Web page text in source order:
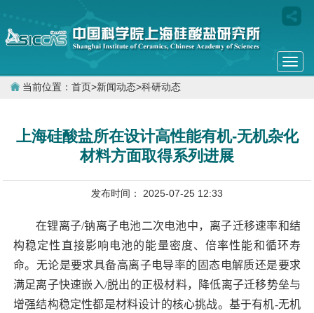
当前位置： 首页>新闻动态>科研动态
上海硅酸盐所在设计高性能有机-无机杂化
材料方面取得系列进展
发布时间： 2025-07-25 12:33
在锂离子/钠离子电池二次电池中，离子迁移速率和结
构稳定性直接影响电池的能量密度、倍率性能和循环寿
命。无论是要求具备高离子电导率的固态电解质还是要求
满足离子快速嵌入/脱出的正极材料，降低离子迁移势垒与
增强结构稳定性都是材料设计的核心挑战。基于有机-无机